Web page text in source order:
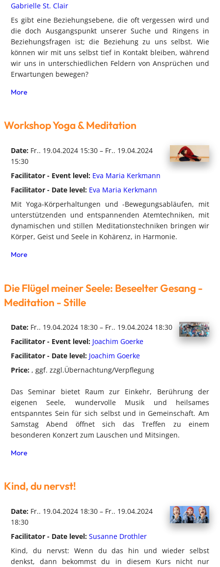
Gabrielle St. Clair
Es gibt eine Beziehungsebene, die oft vergessen wird und
die doch Ausgangspunkt unserer Suche und Ringens in
Beziehungsfragen ist; die Beziehung zu uns selbst. Wie
können wir mit uns selbst tief in Kontakt bleiben, während
wir uns in unterschiedlichen Feldern von Ansprüchen und
Erwartungen bewegen?
More
Workshop Yoga & Meditation
Date: Fr.. 19.04.2024 15:30 – Fr.. 19.04.2024
15:30
Facilitator - Event level: Eva Maria Kerkmann
Facilitator - Date level: Eva Maria Kerkmann
Mit Yoga-Körperhaltungen und -Bewegungsabläufen, mit
unterstützenden und entspannenden Atemtechniken, mit
dynamischen und stillen Meditationstechniken bringen wir
Körper, Geist und Seele in Kohärenz, in Harmonie.
More
Die Flügel meiner Seele: Beseelter Gesang -
Meditation - Stille
Date: Fr.. 19.04.2024 18:30 – Fr.. 19.04.2024 18:30
Facilitator - Event level: Joachim Goerke
Facilitator - Date level: Joachim Goerke
Price: , ggf. zzgl.Übernachtung/Verpflegung
Das Seminar bietet Raum zur Einkehr, Berührung der
eigenen Seele, wundervolle Musik und heilsames
entspanntes Sein für sich selbst und in Gemeinschaft. Am
Samstag Abend öffnet sich das Treffen zu einem
besonderen Konzert zum Lauschen und Mitsingen.
More
Kind, du nervst!
Date: Fr.. 19.04.2024 18:30 – Fr.. 19.04.2024
18:30
Facilitator - Date level:Susanne Drothler
Kind, du nervst: Wenn du das hin und wieder selbst
denkst, dann bekommst du in diesem Kurs nicht nur